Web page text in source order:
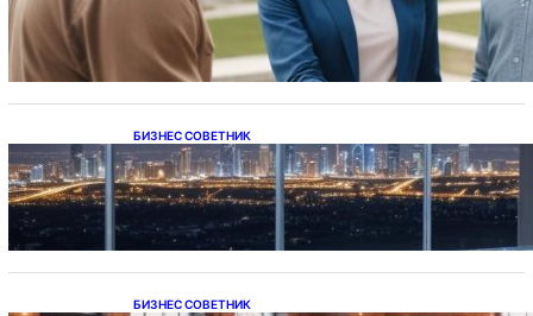
напрямую у застройщика
БИЗНЕС СОВЕТНИК
Каталог светодиодных светильников и
LED-освещения в Казахстане
БИЗНЕС СОВЕТНИК